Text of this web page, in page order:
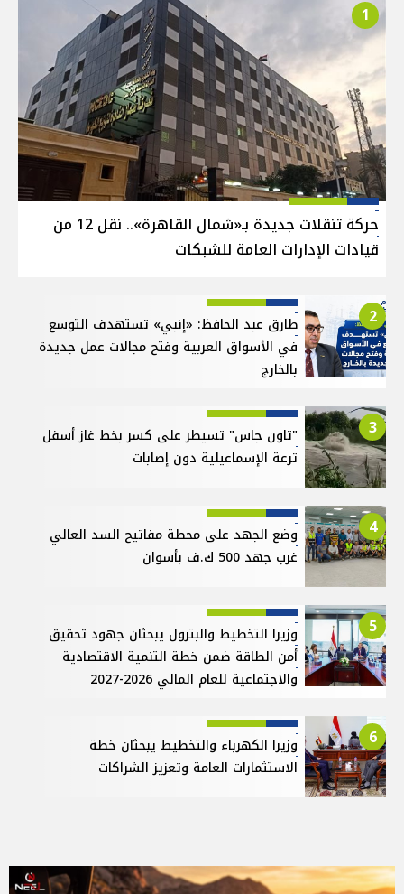
1
حركة تنقلات جديدة بـ«شمال القاهرة».. نقل 12 من
قيادات الإدارات العامة للشبكات
2
طارق عبد الحافظ: «إنبي» تستهدف التوسع
في الأسواق العربية وفتح مجالات عمل جديدة
بالخارج
3
"تاون جاس" تسيطر على كسر بخط غاز أسفل
ترعة الإسماعيلية دون إصابات
4
وضع الجهد على محطة مفاتيح السد العالي
غرب جهد 500 ك.ف بأسوان
5
وزيرا التخطيط والبترول يبحثان جهود تحقيق
أمن الطاقة ضمن خطة التنمية الاقتصادية
والاجتماعية للعام المالي 2026-2027
6
وزيرا الكهرباء والتخطيط يبحثان خطة
الاستثمارات العامة وتعزيز الشراكات